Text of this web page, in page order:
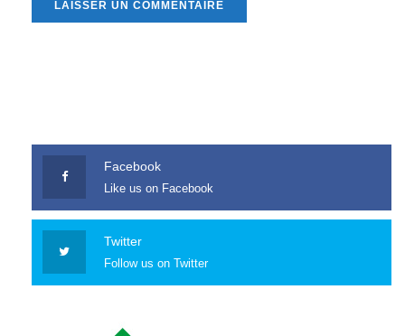
Facebook
Like us on Facebook
Twitter
Follow us on Twitter